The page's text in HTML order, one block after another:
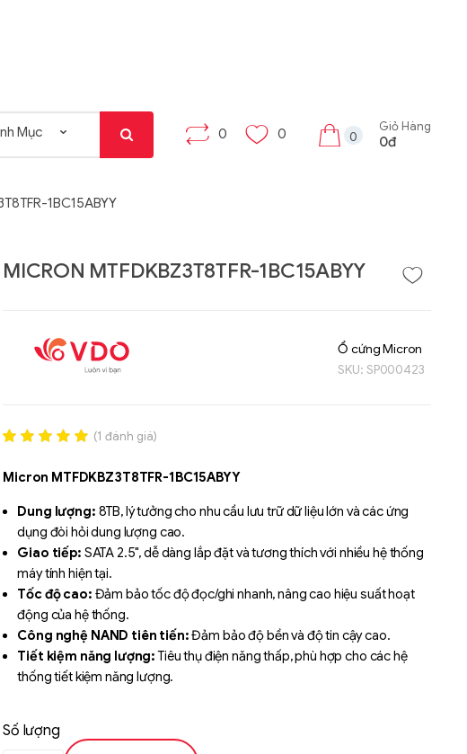
0 0 0
Giỏ Hàng
0đ
1BC15ABYY
MICRON MTFDKBZ3T8TFR-1BC15ABYY
Ổ cứng Micron
SKU: SP000423
out of 5
based on
(1 đánh giá)
Micron MTFDKBZ3T8TFR-1BC15ABYY
Dung lượng: 8TB, lý tưởng cho nhu cầu lưu trữ dữ liệu lớn và các ứng
dụng đòi hỏi dung lượng cao.
Giao tiếp: SATA 2.5", dễ dàng lắp đặt và tương thích với nhiều hệ thống
máy tính hiện tại.
Tốc độ cao: Đảm bảo tốc độ đọc/ghi nhanh, nâng cao hiệu suất hoạt
động của hệ thống.
Công nghệ NAND tiên tiến:Đảm bảo độ bền và độ tin cậy cao.
Tiết kiệm năng lượng:Tiêu thụ điện năng thấp, phù hợp cho các hệ
thống tiết kiệm năng lượng.
Số lượng
Máy tính bảng Gama
Tab X8
Bộ khung máy trạm
W332-Z00